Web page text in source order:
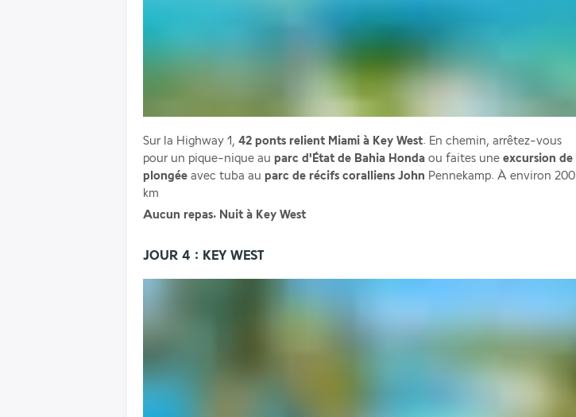
Sur la Highway 1, 42 ponts relient Miami à Key West. En chemin, arrêtez-vous
pour un pique-nique au parc d'État de Bahia Honda ou faites une excursion de
plongée avec tuba au parc de récifs coralliens John Pennekamp. À environ 200
km
Aucun repas. Nuit à Key West
JOUR 4 : KEY WEST